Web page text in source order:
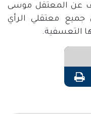
عن المعتقل موسى
جميع معتقلي الرأي
التعسفية.
عبر البريد طباعة